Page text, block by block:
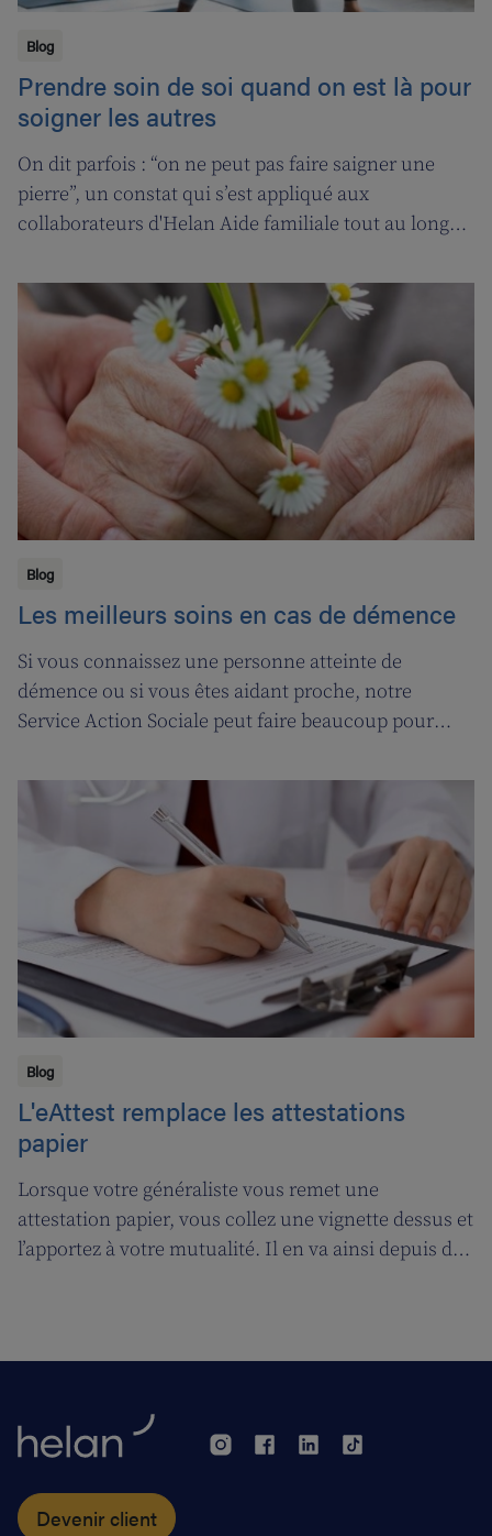
Blog
Prendre soin de soi quand on est là pour
soigner les autres
On dit parfois : “on ne peut pas faire saigner une
pierre”, un constat qui s’est appliqué aux
collaborateurs d'Helan Aide familiale tout au long
pourquoi nous avons fait appel aux services de la
‘ligne d’oxygène’ pour donner l’occasion de souffler à
nos soignant(e)s, et leur permettre ainsi de pouvoir
encore mieux s’occuper de leurs clients.
Blog
Les meilleurs soins en cas de démence
Si vous connaissez une personne atteinte de
démence ou si vous êtes aidant proche, notre
Service Action Sociale peut faire beaucoup pour
qu'elle établit un plan de soins pour Jossé et
Maurice.
Blog
L'eAttest remplace les attestations
papier
Lorsque votre généraliste vous remet une
attestation papier, vous collez une vignette dessus et
l’apportez à votre mutualité. Il en va ainsi depuis des
vous facilitera grandement la vie.
Devenir client